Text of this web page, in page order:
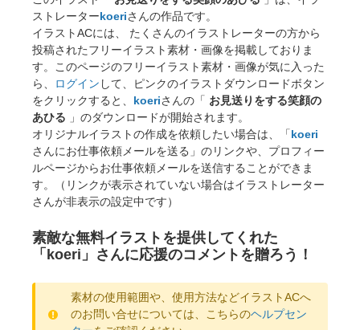
ストレーターkoeriさんの作品です。
イラストACには、 たくさんのイラストレーターの方から
投稿されたフリーイラスト素材・画像を掲載しておりま
す。このページのフリーイラスト素材・画像が気に入った
ら、
ログイン して、ピンクのイラストダウンロードボタン
をクリックすると、 koeriさんの「 お見送りをする笑顔の
あひる 」のダウンロードが開始されます。
オリジナルイラストの作成を依頼したい場合は、「koeri
さんにお仕事依頼メールを送る」のリンクや、プロフィー
ルページからお仕事依頼メールを送信することができま
す。（リンクが表示されていない場合はイラストレーター
さんが非表示の設定中です）
素敵な無料イラストを提供してくれた
「koeri」さんに応援のコメントを贈ろう！
素材の使用範囲や、使用方法などイラストACへ
のお問い合せについては、こちらのヘルプセン